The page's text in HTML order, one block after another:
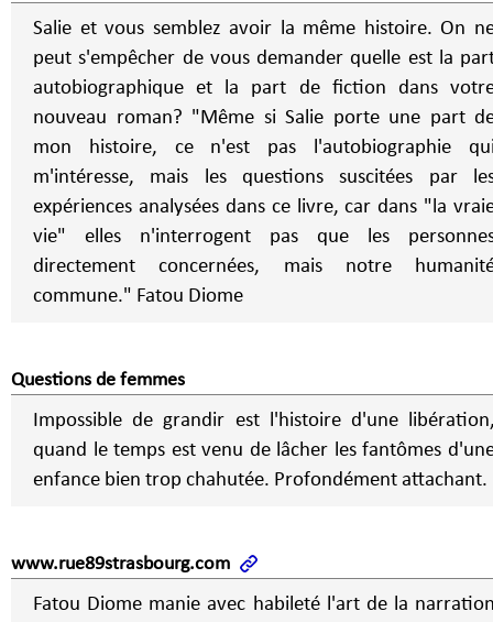
Salie et vous semblez avoir la même histoire. On
peut s'empêcher de vous demander quelle est la
autobiographique et la part de fiction dans
nouveau roman? "Même si Salie porte une part
mon histoire, ce n'est pas l'autobiographie
m'intéresse, mais les questions suscitées par
expériences analysées dans ce livre, car dans "la
vie" elles n'interrogent pas que les
directement concernées, mais notre
commune." Fatou Diome
Questions de femmes
Impossible de grandir est l'histoire d'une
quand le temps est venu de lâcher les fantômes
enfance bien trop chahutée. Profondément attachant.
www.rue89strasbourg.com
Fatou Diome manie avec habileté l'art de la